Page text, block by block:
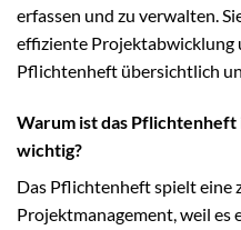
erfassen und zu verwalten.
effiziente Projektabwicklung
Pflichtenheft übersichtlich
Warum ist das
wichtig?
Das Pflichtenheft spielt eine
Projektmanagement, weil es